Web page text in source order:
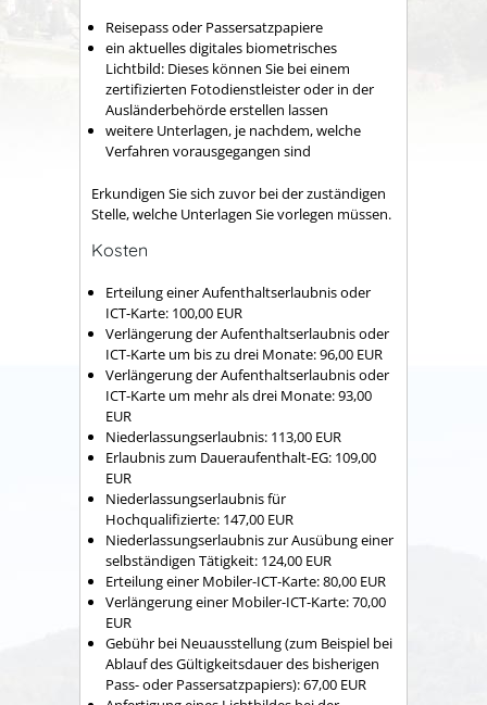
Reisepass oder Passersatzpapiere
ein aktuelles digitales biometrisches
Lichtbild: Dieses können Sie bei einem
zertifizierten Fotodienstleister oder in der
Ausländerbehörde erstellen lassen
weitere Unterlagen, je nachdem, welche
Verfahren vorausgegangen sind
Erkundigen Sie sich zuvor bei der zuständigen
Stelle, welche Unterlagen Sie vorlegen müssen.
Kosten
Erteilung einer Aufenthaltserlaubnis oder
ICT-Karte: 100,00 EUR
Verlängerung der Aufenthaltserlaubnis oder
ICT-Karte um bis zu drei Monate: 96,00 EUR
Verlängerung der Aufenthaltserlaubnis oder
ICT-Karte um mehr als drei Monate: 93,00
EUR
Niederlassungserlaubnis: 113,00 EUR
Erlaubnis zum Daueraufenthalt-EG: 109,00
EUR
Niederlassungserlaubnis für
Hochqualifizierte: 147,00 EUR
Niederlassungserlaubnis zur Ausübung einer
selbständigen Tätigkeit: 124,00 EUR
Erteilung einer Mobiler-ICT-Karte: 80,00 EUR
Verlängerung einer Mobiler-ICT-Karte: 70,00
EUR
Gebühr bei Neuausstellung (zum Beispiel bei
Ablauf des Gültigkeitsdauer des bisherigen
Pass- oder Passersatzpapiers): 67,00 EUR